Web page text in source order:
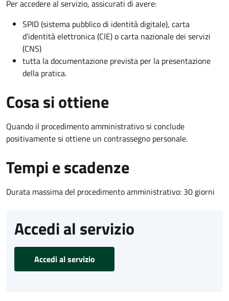
Per accedere al servizio, assicurati di avere:
SPID (sistema pubblico di identità digitale), carta
d’identità elettronica (CIE) o carta nazionale dei servizi
(CNS)
tutta la documentazione prevista per la presentazione
della pratica.
Cosa si ottiene
Quando il procedimento amministrativo si conclude
positivamente si ottiene un contrassegno personale.
Tempi e scadenze
Durata massima del procedimento amministrativo: 30 giorni
Accedi al servizio
Accedi al servizio